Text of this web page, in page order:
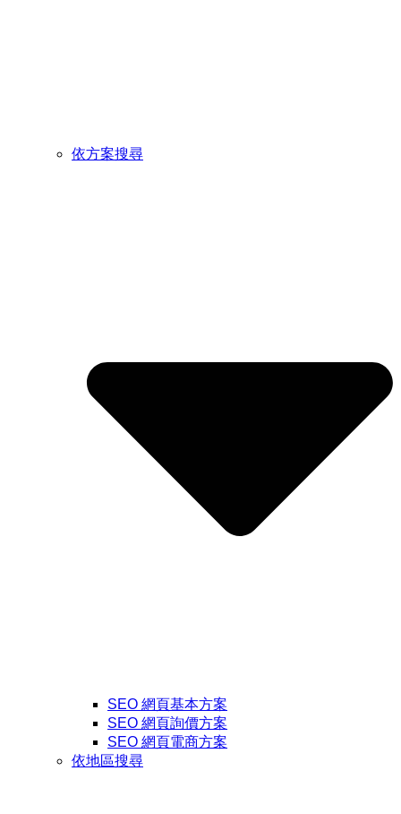
依方案搜尋
SEO 網頁基本方案
SEO 網頁詢價方案
SEO 網頁電商方案
依地區搜尋